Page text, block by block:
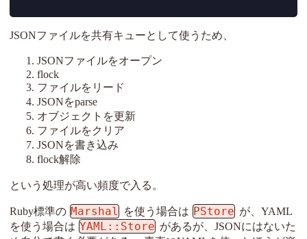
JSONファイルを共有キューとして使うため、
JSONファイルをオープン
flock
ファイルをリード
JSONをparse
オブジェクトを更新
ファイルをクリア
JSONを書き込み
flock解除
という処理が高い頻度で入る。
Ruby標準の Marshal を使う場合は PStore が、YAML
を使う場合は YAML::Store があるが、JSONにはないた